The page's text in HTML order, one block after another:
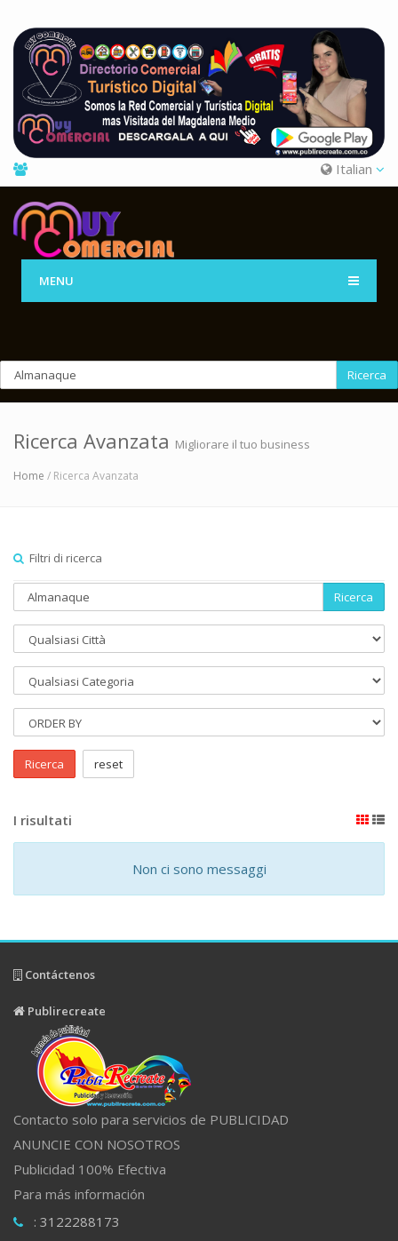
Italian
MENU
Ricerca
Ricerca Avanzata Migliorare il tuo business
Home / Ricerca Avanzata
Filtri di ricerca
Ricerca
Ricerca reset
I risultati
Non ci sono messaggi
Contáctenos
Publirecreate
Contacto solo para servicios de PUBLICIDAD
ANUNCIE CON NOSOTROS
Publicidad 100% Efectiva
Para más información
: 3122288173